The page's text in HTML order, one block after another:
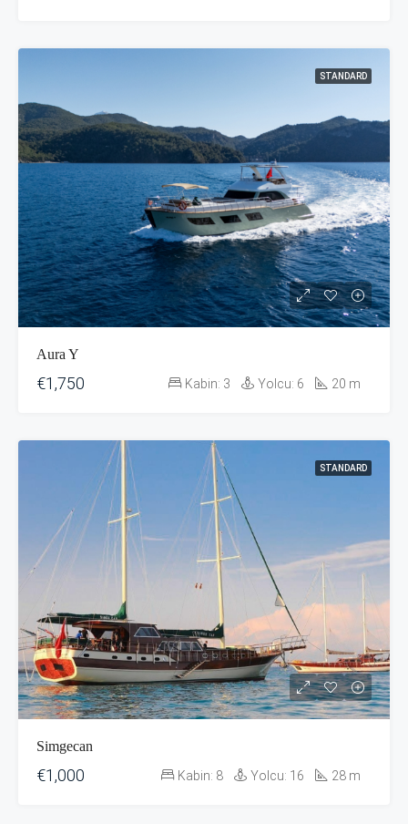
STANDARD
Aura Y
€1,750 Kabin: 3 Yolcu: 6 20 m
STANDARD
Simgecan
€1,000 Kabin: 8 Yolcu: 16 28 m